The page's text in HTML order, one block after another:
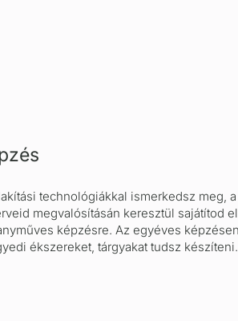
technológiákkal ismerkedsz meg, a
megvalósításán keresztül sajátítod
képzésre. Az egyéves képzésen
ékszereket, tárgyakat tudsz készíteni.